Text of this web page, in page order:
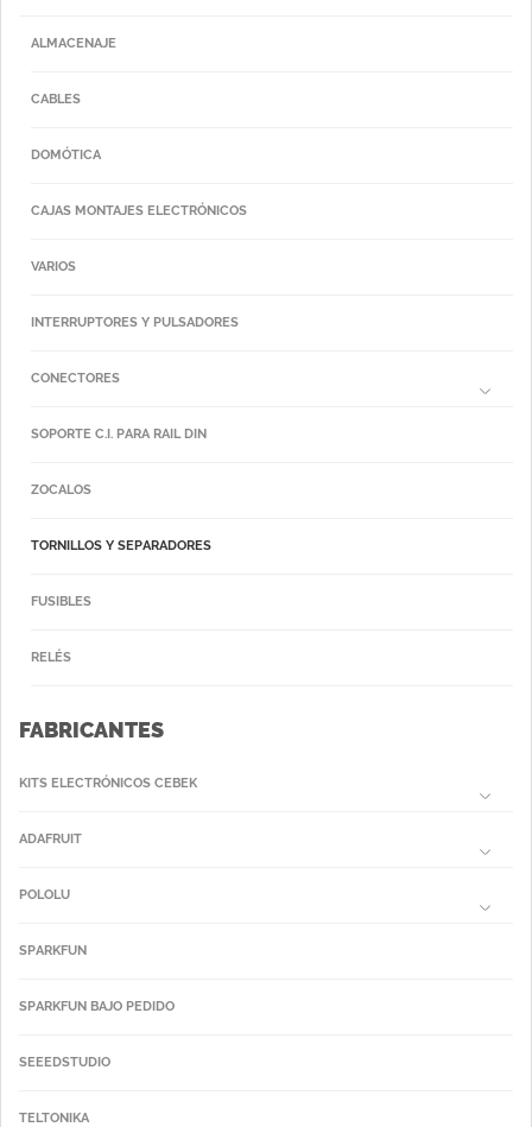
ALMACENAJE
CABLES
DOMÓTICA
CAJAS MONTAJES ELECTRÓNICOS
VARIOS
INTERRUPTORES Y PULSADORES
CONECTORES
SOPORTE C.I. PARA RAIL DIN
ZOCALOS
TORNILLOS Y SEPARADORES
FUSIBLES
RELÉS
FABRICANTES
KITS ELECTRÓNICOS CEBEK
ADAFRUIT
POLOLU
SPARKFUN
SPARKFUN BAJO PEDIDO
SEEEDSTUDIO
TELTONIKA